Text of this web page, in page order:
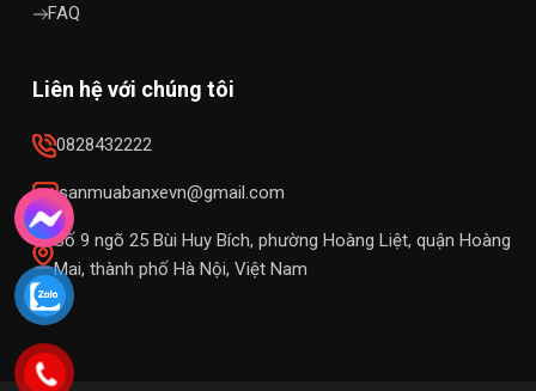
FAQ
Liên hệ với chúng tôi
0828432222
sanmuabanxevn@gmail.com
Số 9 ngõ 25 Bùi Huy Bích, phường Hoàng Liệt, quận Hoàng
Mai, thành phố Hà Nội, Việt Nam